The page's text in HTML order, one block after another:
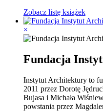
Zobacz listę książek
×
Fundacja
Instytut Architektury to
2011 przez Dorotę
Bujasa i Michała
powstania przez